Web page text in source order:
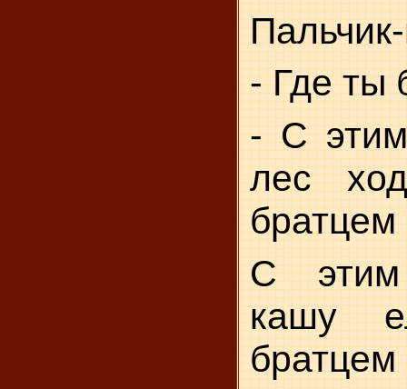
- Где ты
- С
лес
С
кашу
братцем